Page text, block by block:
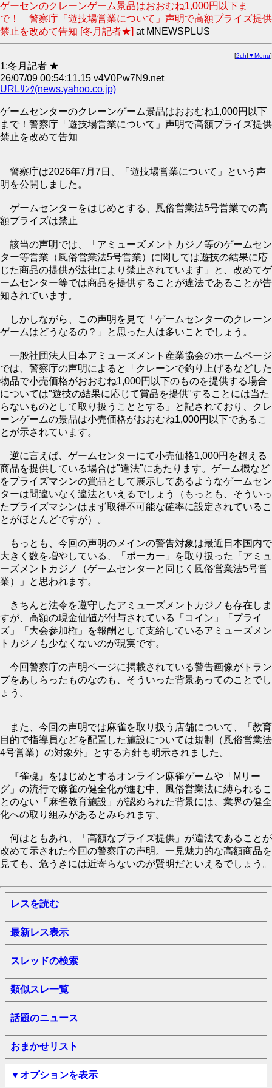
ゲーセンのクレーンゲーム景品はおおむね1,000円以下ま
で！ 警察庁「遊技場営業について」声明で高額プライズ提供
禁止を改めて告知 [冬月記者★] at MNEWSPLUS
[2ch| ▼Menu]
1:冬月記者 ★
26/07/09 00:54:11.15 v4V0Pw7N9.net
URLﾘﾝｸ(news.yahoo.co.jp)
ゲームセンターのクレーンゲーム景品はおおむね1,000円以下
まで！警察庁「遊技場営業について」声明で高額プライズ提供
禁止を改めて告知
警察庁は2026年7月7日、「遊技場営業について」という声
明を公開しました。
ゲームセンターをはじめとする、風俗営業法5号営業での高
額プライズは禁止
該当の声明では、「アミューズメントカジノ等のゲームセン
ター等営業（風俗営業法5号営業）に関しては遊技の結果に応
じた商品の提供が法律により禁止されています」と、改めてゲ
ームセンター等では商品を提供することが違法であることが告
知されています。
しかしながら、この声明を見て「ゲームセンターのクレーン
ゲームはどうなるの？」と思った人は多いことでしょう。
一般社団法人日本アミューズメント産業協会のホームページ
では、警察庁の声明によると「クレーンで釣り上げるなどした
物品で小売価格がおおむね1,000円以下のものを提供する場合
については"遊技の結果に応じて賞品を提供"することには当た
らないものとして取り扱うこととする」と記されており、クレ
ーンゲームの景品は小売価格がおおむね1,000円以下であるこ
とが示されています。
逆に言えば、ゲームセンターにて小売価格1,000円を超える
商品を提供している場合は"違法"にあたります。ゲーム機など
をプライズマシンの賞品として展示してあるようなゲームセン
ターは間違いなく違法といえるでしょう（もっとも、そういっ
たプライズマシンはまず取得不可能な確率に設定されているこ
とがほとんどですが）。
もっとも、今回の声明のメインの警告対象は最近日本国内で
大きく数を増やしている、「ポーカー」を取り扱った「アミュ
ーズメントカジノ（ゲームセンターと同じく風俗営業法5号営
業）」と思われます。
きちんと法令を遵守したアミューズメントカジノも存在しま
すが、高額の現金価値が付与されている「コイン」「プライ
ズ」「大会参加権」を報酬として支給しているアミューズメン
トカジノも少なくないのが現実です。
今回警察庁の声明ページに掲載されている警告画像がトラン
プをあしらったものなのも、そういった背景あってのことでし
ょう。
また、今回の声明では麻雀を取り扱う店舗について、「教育
目的で指導員などを配置した施設については規制（風俗営業法
4号営業）の対象外」とする方針も明示されました。
『雀魂』をはじめとするオンライン麻雀ゲームや「Mリー
グ」の流行で麻雀の健全化が進む中、風俗営業法に縛られるこ
とのない「麻雀教育施設」が認められた背景には、業界の健全
化への取り組みがあるとみられます。
何はともあれ、「高額なプライズ提供」が違法であることが
改めて示された今回の警察庁の声明。一見魅力的な高額商品を
見ても、危うきには近寄らないのが賢明だといえるでしょう。
レスを読む
最新レス表示
スレッドの検索
類似スレ一覧
話題のニュース
おまかせリスト
▼オプションを表示